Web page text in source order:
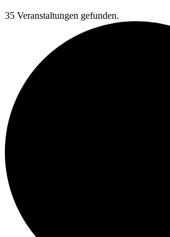
35 Veranstaltungen gefunden.